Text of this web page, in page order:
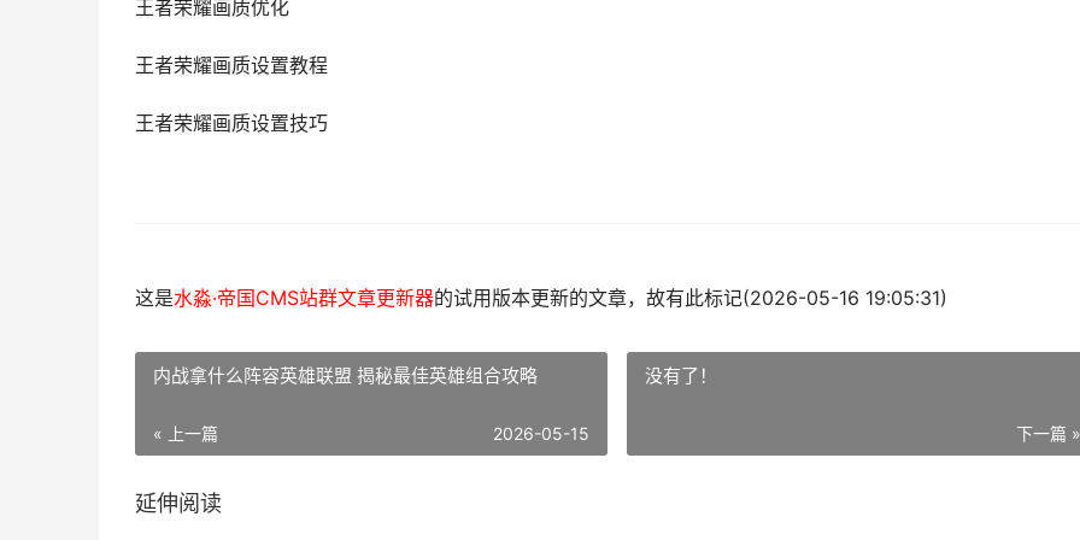
王者荣耀画质优化
王者荣耀画质设置教程
王者荣耀画质设置技巧
这是水淼·帝国CMS站群文章更新器的试用版本更新的文章，故有此标记(2026-05-16 19:05:31)
内战拿什么阵容英雄联盟 揭秘最佳英雄组合攻略
« 上一篇 2026-05-15
没有了！
下一篇 »
延伸阅读